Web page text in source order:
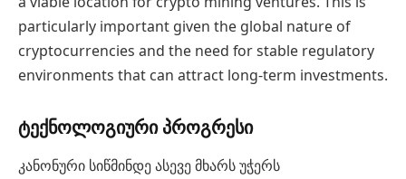
particularly important given the global nature of
cryptocurrencies and the need for stable regulatory
environments that can attract long-term investments.
ტექნოლოგიური პროგრესი
კანონური სიწმინდე ასევე მხარს უჭერს